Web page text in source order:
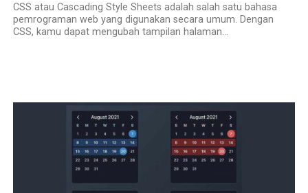
CSS atau Cascading Style Sheets adalah salah satu bahasa
pemrograman web yang digunakan secara umum. Dengan
CSS, kamu dapat mengubah tampilan halaman...